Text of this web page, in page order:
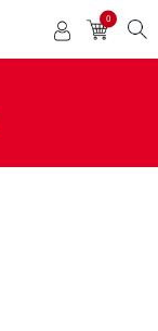
0